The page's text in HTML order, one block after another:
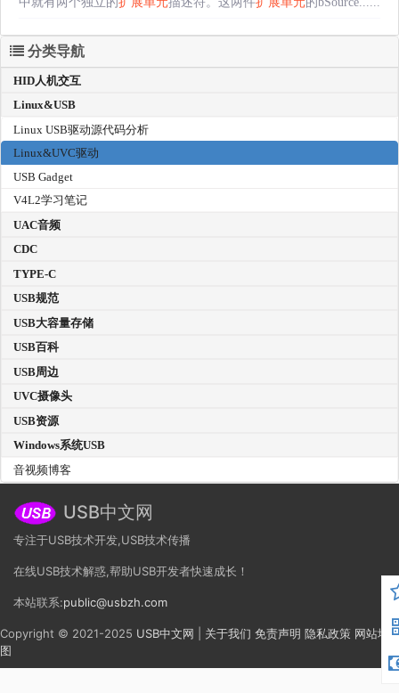
分类导航
HID人机交互
Linux&USB
Linux USB驱动源代码分析
Linux&UVC驱动
USB Gadget
V4L2学习笔记
UAC音频
CDC
TYPE-C
USB规范
USB大容量存储
USB百科
USB周边
UVC摄像头
USB资源
Windows系统USB
音视频博客
USB中文网
专注于USB技术开发,USB技术传播
在线USB技术解惑,帮助USB开发者快速成长！
本站联系:public@usbzh.com
Copyright © 2021-2025 USB中文网 关于我们 免责声明 隐私政策 网站地
图